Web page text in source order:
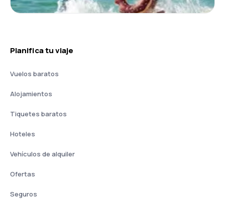
Planifica tu viaje
Vuelos baratos
Alojamientos
Tiquetes baratos
Hoteles
Vehículos de alquiler
Ofertas
Seguros